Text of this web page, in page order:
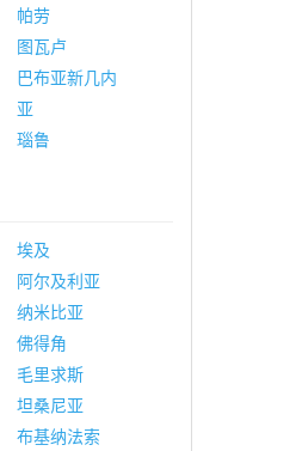
帕劳
图瓦卢
巴布亚新几内
亚
瑙鲁
埃及
阿尔及利亚
纳米比亚
佛得角
毛里求斯
坦桑尼亚
布基纳法索